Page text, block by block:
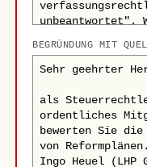
BEGRÜNDUNG MIT